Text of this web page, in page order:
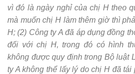
vì đó là ngày nghỉ của chị Htheo
mà muốn chị H làm thêm giờ thì
H; (2) Công ty A đã áp dụng đồng
đối với chị H, trong đó có hình
không được quy định trong Bộ luật
ty A không thể lấy lý do chị H đã tái